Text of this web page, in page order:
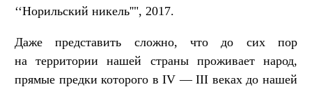
‘‘Норильский никель''", 2017.
Даже представить сложно, что до сих пор
на территории нашей страны проживает народ,
прямые предки которого в IV — III веках до нашей